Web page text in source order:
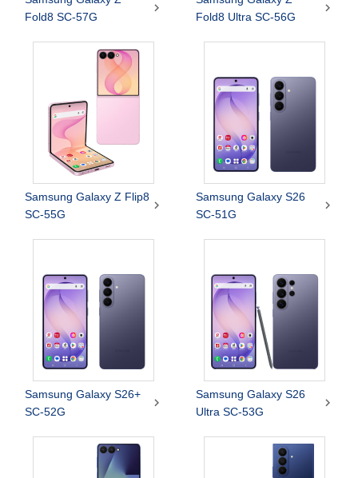
Fold8 SC-57G

Fold8 Ultra SC-56G

Samsung Galaxy Z Flip8
SC-55G

Samsung Galaxy S26
SC-51G

Samsung Galaxy S26+
SC-52G

Samsung Galaxy S26
Ultra SC-53G
